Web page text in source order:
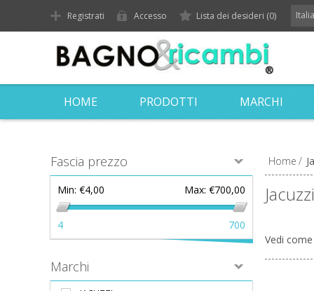
Registrati Accesso Lista dei desideri (0)
HOME PRODOTTI MARCHI
Home /
Vedi come
Fascia prezzo
Min: €4,00 Max: €700,00
4 700
Marchi